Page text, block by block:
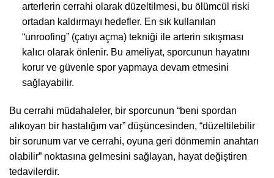
arterlerin cerrahi olarak düzeltilmesi, bu ölümcül riski
ortadan kaldırmayı hedefler. En sık kullanılan
“unroofing” (çatıyı açma) tekniği ile arterin sıkışması
kalıcı olarak önlenir. Bu ameliyat, sporcunun hayatını
korur ve güvenle spor yapmaya devam etmesini
sağlayabilir.
Bu cerrahi müdahaleler, bir sporcunun “beni spordan
alıkoyan bir hastalığım var” düşüncesinden, “düzeltilebilir
bir sorunum var ve cerrahi, oyuna geri dönmemin anahtarı
olabilir” noktasına gelmesini sağlayan, hayat değiştiren
tedavilerdir.